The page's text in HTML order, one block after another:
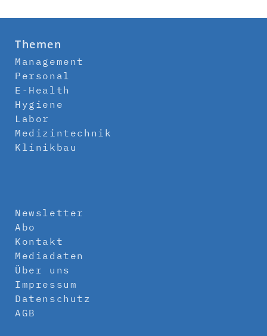
Themen
Management
Personal
E-Health
Hygiene
Labor
Medizintechnik
Klinikbau
Newsletter
Abo
Kontakt
Mediadaten
Über uns
Impressum
Datenschutz
AGB